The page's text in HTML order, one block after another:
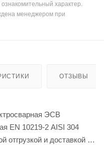
характер.
менеджером при
ОТЗЫВЫ
ЭСВ
EN 10219-2 AISI 304
и доставкой по